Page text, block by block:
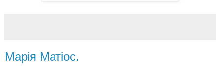
Марія Матіос.